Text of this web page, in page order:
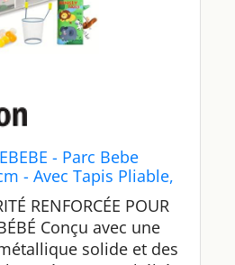
- Parc Bebe
- Avec Tapis Pliable,
Panier de Jeu
Animaux - 6
Sac de Transport -
et Facile à Monter -
RENFORCÉE POUR
Conçu avec une
solide et des